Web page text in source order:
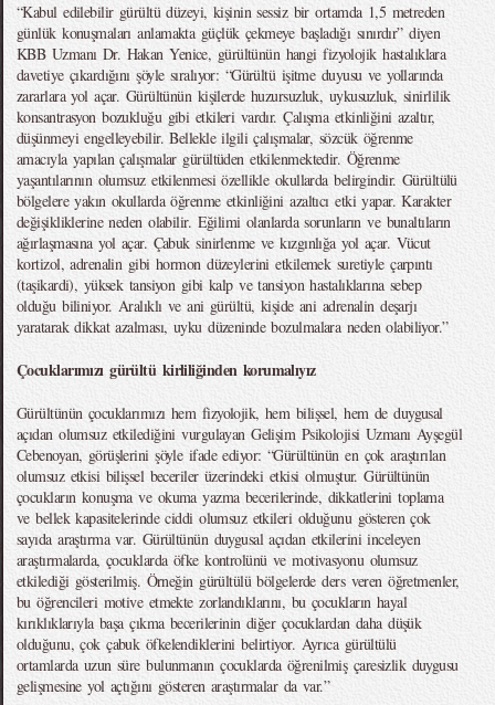
“Kabul edilebilir gürültü düzeyi, kişinin sessiz bir ortamda 1,5 metreden
günlük konuşmaları anlamakta güçlük çekmeye başladığı sınırdır” diyen
KBB Uzmanı Dr. Hakan Yenice, gürültünün hangi fizyolojik hastalıklara
davetiye çıkardığını şöyle sıralıyor: “Gürültü işitme duyusu ve yollarında
zararlara yol açar. Gürültünün kişilerde huzursuzluk, uykusuzluk, sinirlilik
konsantrasyon bozukluğu gibi etkileri vardır. Çalışma etkinliğini azaltır,
düşünmeyi engelleyebilir. Bellekle ilgili çalışmalar, sözcük öğrenme
amacıyla yapılan çalışmalar gürültüden etkilenmektedir. Öğrenme
yaşantılarının olumsuz etkilenmesi özellikle okullarda belirgindir. Gürültülü
bölgelere yakın okullarda öğrenme etkinliğini azaltıcı etki yapar. Karakter
değişikliklerine neden olabilir. Eğilimi olanlarda sorunların ve bunaltıların
ağırlaşmasına yol açar. Çabuk sinirlenme ve kızgınlığa yol açar. Vücut
kortizol, adrenalin gibi hormon düzeylerini etkilemek suretiyle çarpıntı
(taşikardi), yüksek tansiyon gibi kalp ve tansiyon hastalıklarına sebep
olduğu biliniyor. Aralıklı ve ani gürültü, kişide ani adrenalin deşarjı
yaratarak dikkat azalması, uyku düzeninde bozulmalara neden olabiliyor.”
Çocuklarımızı gürültü kirliliğinden korumalıyız
Gürültünün çocuklarımızı hem fizyolojik, hem bilişsel, hem de duygusal
açıdan olumsuz etkilediğini vurgulayan Gelişim Psikolojisi Uzmanı Ayşegül
Cebenoyan, görüşlerini şöyle ifade ediyor: “Gürültünün en çok araştırılan
olumsuz etkisi bilişsel beceriler üzerindeki etkisi olmuştur. Gürültünün
çocukların konuşma ve okuma yazma becerilerinde, dikkatlerini toplama
ve bellek kapasitelerinde ciddi olumsuz etkileri olduğunu gösteren çok
sayıda araştırma var. Gürültünün duygusal açıdan etkilerini inceleyen
araştırmalarda, çocuklarda öfke kontrolünü ve motivasyonu olumsuz
etkilediği gösterilmiş. Örneğin gürültülü bölgelerde ders veren öğretmenler,
bu öğrencileri motive etmekte zorlandıklarını, bu çocukların hayal
kırıklıklarıyla başa çıkma becerilerinin diğer çocuklardan daha düşük
olduğunu, çok çabuk öfkelendiklerini belirtiyor. Ayrıca gürültülü
ortamlarda uzun süre bulunmanın çocuklarda öğrenilmiş çaresizlik duygusu
gelişmesine yol açtığını gösteren araştırmalar da var.”